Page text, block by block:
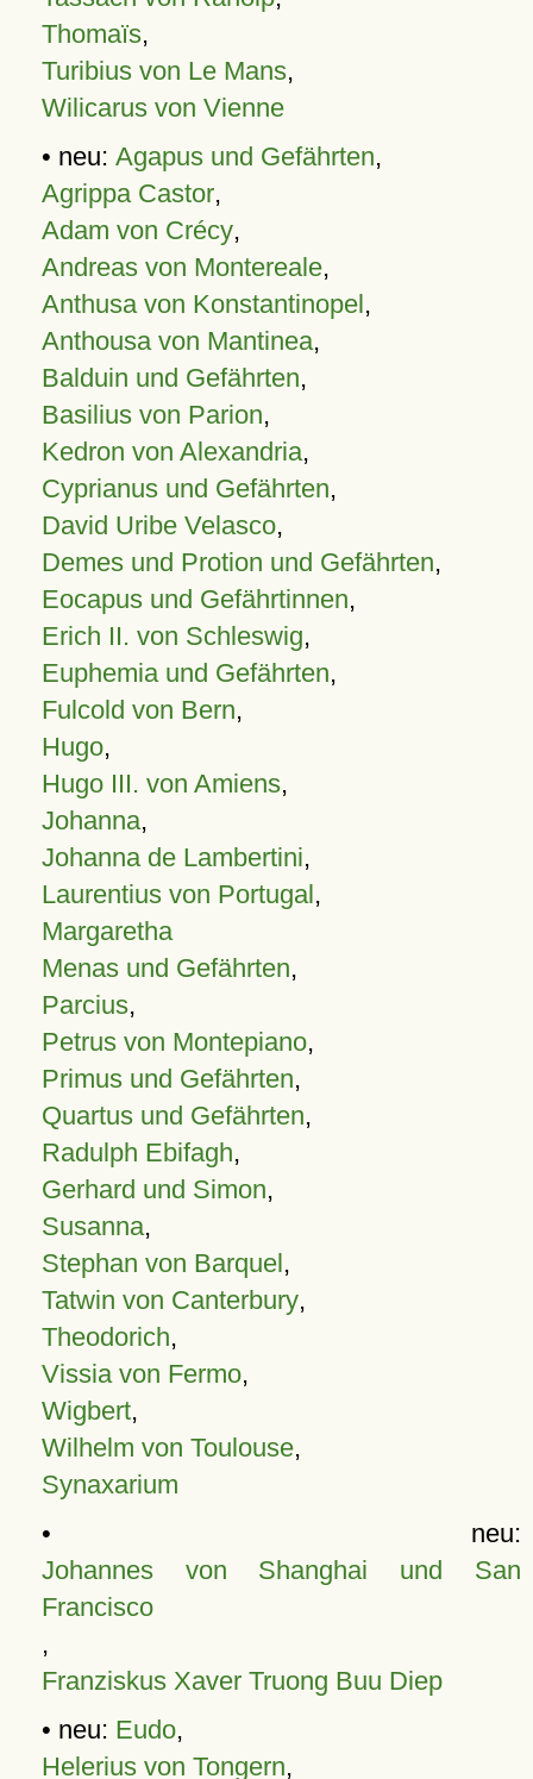
Thomaïs,
Turibius von Le Mans,
Wilicarus von Vienne
• neu: Agapus und Gefährten,
Agrippa Castor,
Adam von Crécy,
Andreas von Montereale,
Anthusa von Konstantinopel,
Anthousa von Mantinea,
Balduin und Gefährten,
Basilius von Parion,
Kedron von Alexandria,
Cyprianus und Gefährten,
David Uribe Velasco,
Demes und Protion und Gefährten,
Eocapus und Gefährtinnen,
Erich II. von Schleswig,
Euphemia und Gefährten,
Fulcold von Bern,
Hugo,
Hugo III. von Amiens,
Johanna,
Johanna de Lambertini,
Laurentius von Portugal,
Margaretha
Menas und Gefährten,
Parcius,
Petrus von Montepiano,
Primus und Gefährten,
Quartus und Gefährten,
Radulph Ebifagh,
Gerhard und Simon,
Susanna,
Stephan von Barquel,
Tatwin von Canterbury,
Theodorich,
Vissia von Fermo,
Wigbert,
Wilhelm von Toulouse,
Synaxarium
• neu:
Johannes von Shanghai und San
Francisco
,
Franziskus Xaver Truong Buu Diep
• neu: Eudo,
Helerius von Tongern,